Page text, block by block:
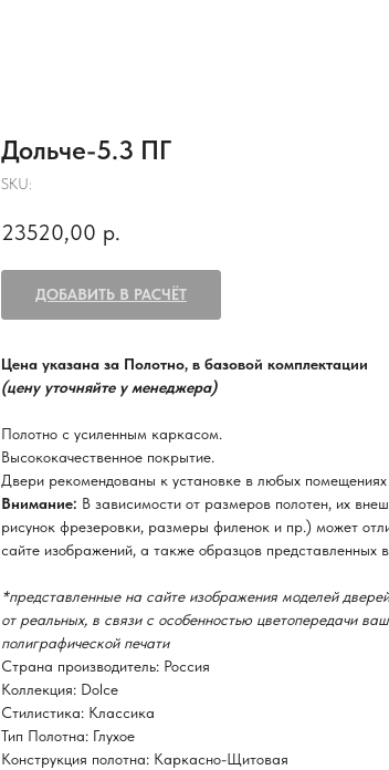
Дольче-5.3 ПГ
SKU:
23520,00 р.
ДОБАВИТЬ В РАСЧЁТ
Цена указана за Полотно, в базовой комплектации
(цену уточняйте у менеджера)
Полотно с усиленным каркасом.
Высококачественное покрытие.
Двери рекомендованы к установке в любых
Внимание: В зависимости от размеров полотен, их
рисунок фрезеровки, размеры филенок и пр.) может
сайте изображений, а также образцов представленных
*представленные на сайте изображения моделей
от реальных, в связи с особенностью цветопередачи
полиграфической печати
Страна производитель: Россия
Коллекция: Dolce
Стилистика: Классика
Тип Полотна: Глухое
Конструкция полотна: Каркасно-Щитовая